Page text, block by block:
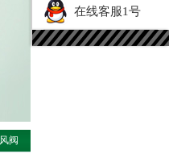
阀
在线客服1号